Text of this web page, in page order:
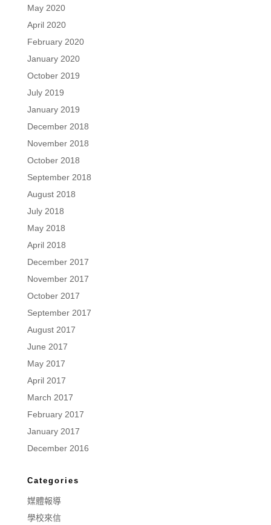
May 2020
April 2020
February 2020
January 2020
October 2019
July 2019
January 2019
December 2018
November 2018
October 2018
September 2018
August 2018
July 2018
May 2018
April 2018
December 2017
November 2017
October 2017
September 2017
August 2017
June 2017
May 2017
April 2017
March 2017
February 2017
January 2017
December 2016
Categories
媒體報導
學校來信